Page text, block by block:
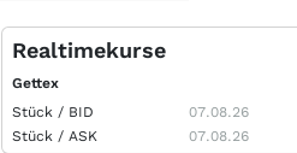
Realtimekurse
Gettex
Stück / BID 07.08.26
Stück / ASK 07.08.26